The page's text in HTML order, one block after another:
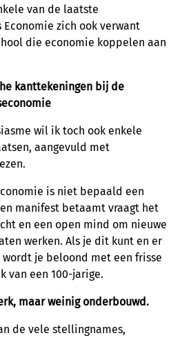
van de laatste
zich ook verwant
die economie koppelen aan
kanttekeningen bij de
wil ik toch ook enkele
aangevuld met
is niet bepaald een
manifest betaamt vraagt het
en een open mind om nieuwe
werken. Als je dit kunt en er
je beloond met een frisse
van een 100-jarige.
maar weinig onderbouwd.
de vele stellingnames,